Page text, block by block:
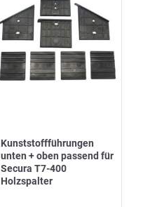
Kunststoffführungen
unten + oben passend für
Secura T7-400
Holzspalter